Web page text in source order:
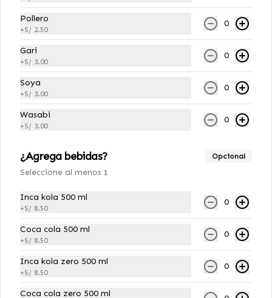
Chamo Vegano
palta coberturado por plátano frito
y semillas de ajonjolí.
S/ 29.00
12 cortes: Relleno de pepino, palta y
zanahoria, cubierto de ajonjolí
negro empanizado al panko.
S/ 29.00
Guacamole Roll Veggie
12 cortes: Relleno de tofu
furai,pepino,zanahoria,cubierto por
guacamole.
Pollero
+S/ 2.50
0
Gari
+S/ 3.00
0
Soya
+S/ 3.00
0
Wasabi
+S/ 3.00
0
¿Agrega bebidas? Opcional
Seleccione al menos 1
Inca kola 500 ml
+S/ 8.50
0
Coca cola 500 ml
+S/ 8.50
0
Inca kola zero 500 ml
+S/ 8.50
0
Coca cola zero 500 ml